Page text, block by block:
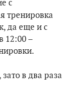
с
тренировка
да еще и с
12:00 –
в два раза